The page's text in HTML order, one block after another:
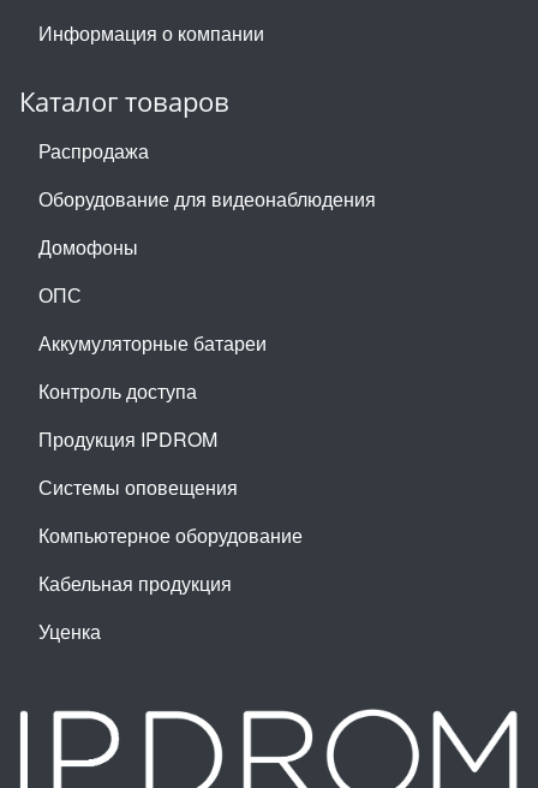
Информация о компании
Каталог товаров
Распродажа
Оборудование для видеонаблюдения
Домофоны
ОПС
Аккумуляторные батареи
Контроль доступа
Продукция IPDROM
Системы оповещения
Компьютерное оборудование
Кабельная продукция
Уценка